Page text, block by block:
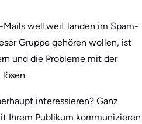
Mails weltweit landen im Spam-
Gruppe gehören wollen, ist
und die Probleme mit der
interessieren? Ganz
Ihrem Publikum kommunizieren